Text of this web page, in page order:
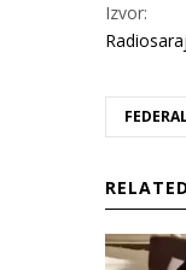
Izvor: